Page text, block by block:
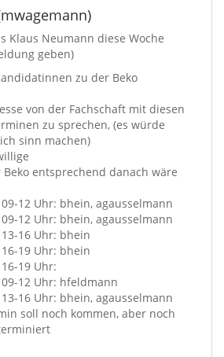
Klaus Neumann diese Woche
geben)
zu der Beko
von der Fachschaft mit diesen
zu sprechen, (es würde
sinn machen)
entsprechend danach wäre
12 Uhr: bhein, agausselmann
12 Uhr: bhein, agausselmann
16 Uhr: bhein
19 Uhr: bhein
19 Uhr:
12 Uhr: hfeldmann
16 Uhr: bhein, agausselmann
soll noch kommen, aber noch